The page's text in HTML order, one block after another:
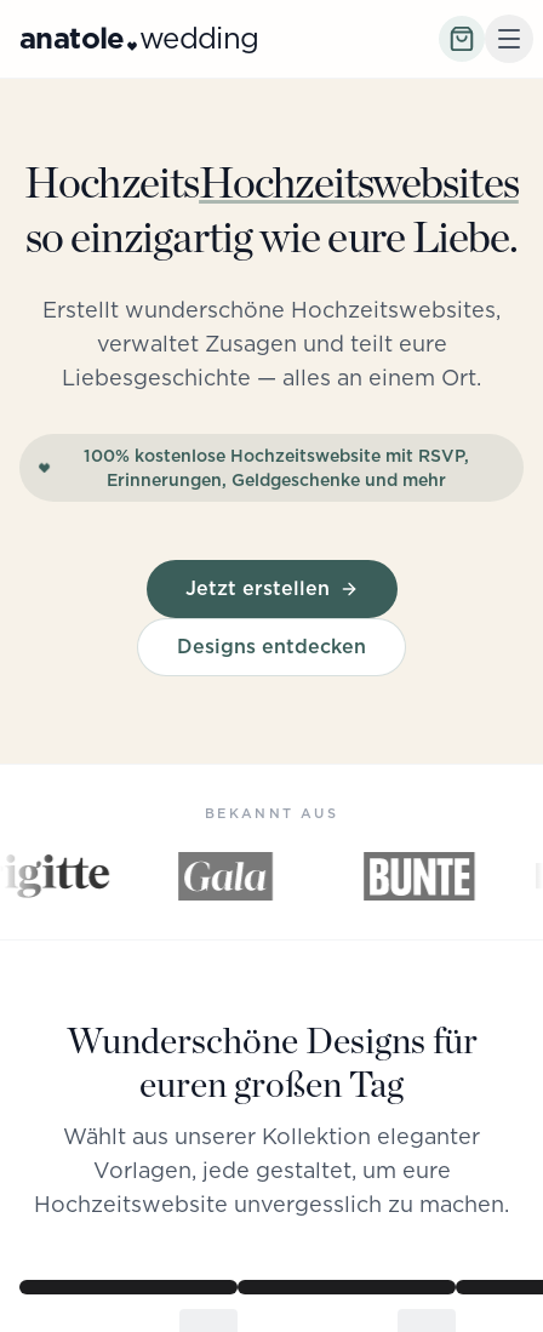
anatole wedding
HochzeitsHochzeitswebsites
so einzigartig wie eure Liebe.
Erstellt wunderschöne Hochzeitswebsites,
verwaltet Zusagen und teilt eure
Liebesgeschichte — alles an einem Ort.
100% kostenlose Hochzeitswebsite mit RSVP,
Erinnerungen, Geldgeschenke und mehr
Jetzt erstellen
Designs entdecken
BEKANNT AUS
Wunderschöne Designs für
euren großen Tag
Wählt aus unserer Kollektion eleganter
Vorlagen, jede gestaltet, um eure
Hochzeitswebsite unvergesslich zu machen.